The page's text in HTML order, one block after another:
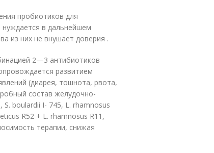
пробиотиков для
в дальнейшем
из них не внушает доверия .
2—3 антибиотиков
развитием
(диарея, тошнота, рвота,
состав желудочно-
boulardii I- 745, L. rhamnosus
R52 + L. rhamnosus R11,
терапии, снижая